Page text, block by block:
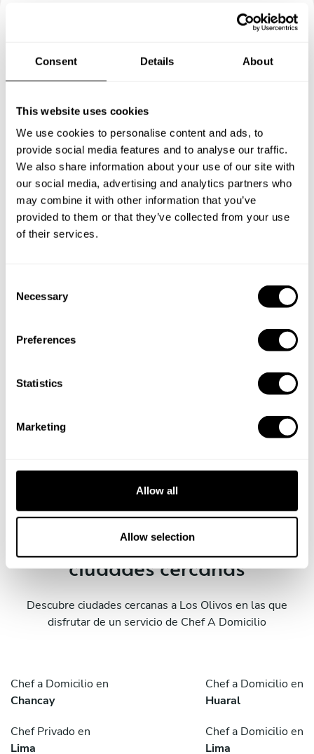
Consent Details About
This website uses cookies
We use cookies to personalise content and ads, to
provide social media features and to analyse our traffic.
We also share information about your use of our site with
our social media, advertising and analytics partners who
may combine it with other information that you’ve
provided to them or that they’ve collected from your use
of their services.
Necessary
Preferences
Statistics
Marketing
Allow all
Allow selection
Reserva tu experiencia con
Dylan Daniel
enviarán un menú a medida.
Servicios Take a Chef en
ciudades cercanas
Descubre ciudades cercanas a Los Olivos en las que
disfrutar de un servicio de Chef A Domicilio
Chef a Domicilio en
Chancay
Chef a Domicilio en
Huaral
Chef Privado en
Lima
Chef a Domicilio en
Lima